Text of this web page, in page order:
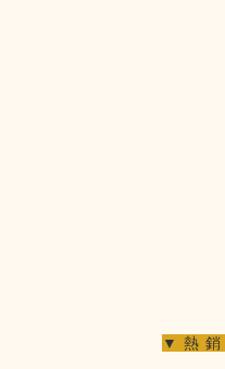
▼ 熱